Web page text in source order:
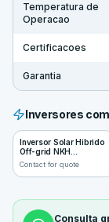
Temperatura de
Operacao
Certificacoes
Garantia
Inversores
Inversor Solar Hibrido
Off-grid NKH
1,2~12kW
Contact for quote
Consulta